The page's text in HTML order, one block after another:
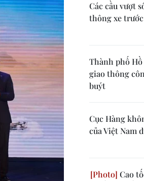
Các cầu vượt
thông xe
Thành phố
giao thông
buýt
Cục Hàng
của Việt Nam
Cao